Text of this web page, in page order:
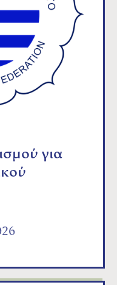
για